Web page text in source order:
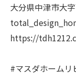
大分県中津市大
https://
#マスダホームリ